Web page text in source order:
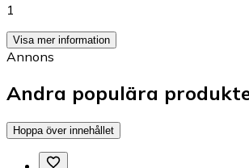
1
Visa mer information
Annons
Andra populära
Hoppa över innehållet